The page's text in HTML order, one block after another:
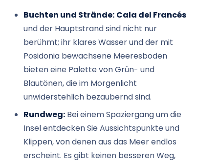
Buchten und Strände: Cala del Francés
und der Hauptstrand sind nicht nur
berühmt; ihr klares Wasser und der mit
Posidonia bewachsene Meeresboden
bieten eine Palette von Grün- und
Blautönen, die im Morgenlicht
unwiderstehlich bezaubernd sind.
Rundweg: Bei einem Spaziergang um die
Insel entdecken Sie Aussichtspunkte und
Klippen, von denen aus das Meer endlos
erscheint. Es gibt keinen besseren Weg,